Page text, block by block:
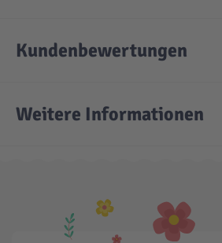
Aktion
Seltene Artikel
Kundenbewertungen
Weitere Informationen